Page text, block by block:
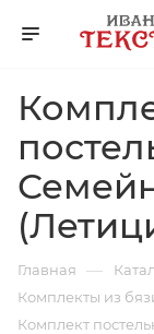
Главная —
Комплекты из
Комплект